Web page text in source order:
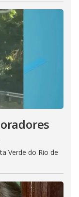
Verde do Rio de